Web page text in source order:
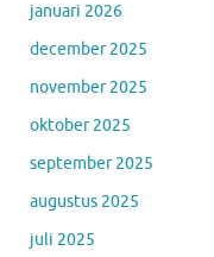
januari 2026
december 2025
november 2025
oktober 2025
september 2025
augustus 2025
juli 2025